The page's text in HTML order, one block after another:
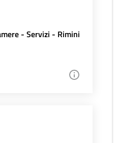
- Servizi - Rimini